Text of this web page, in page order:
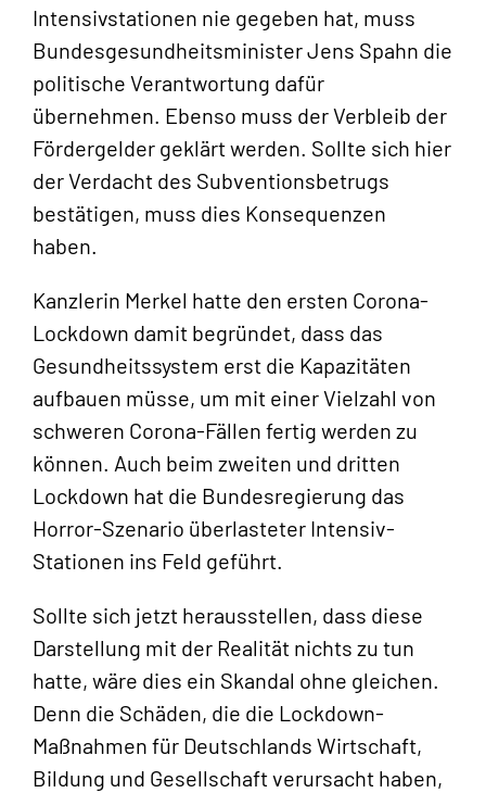
Intensivstationen nie gegeben hat, muss
Bundesgesundheitsminister Jens Spahn die
politische Verantwortung dafür
übernehmen. Ebenso muss der Verbleib der
Fördergelder geklärt werden. Sollte sich hier
der Verdacht des Subventionsbetrugs
bestätigen, muss dies Konsequenzen
haben.
Kanzlerin Merkel hatte den ersten Corona-
Lockdown damit begründet, dass das
Gesundheitssystem erst die Kapazitäten
aufbauen müsse, um mit einer Vielzahl von
schweren Corona-Fällen fertig werden zu
können. Auch beim zweiten und dritten
Lockdown hat die Bundesregierung das
Horror-Szenario überlasteter Intensiv-
Stationen ins Feld geführt.
Sollte sich jetzt herausstellen, dass diese
Darstellung mit der Realität nichts zu tun
hatte, wäre dies ein Skandal ohne gleichen.
Denn die Schäden, die die Lockdown-
Maßnahmen für Deutschlands Wirtschaft,
Bildung und Gesellschaft verursacht haben,